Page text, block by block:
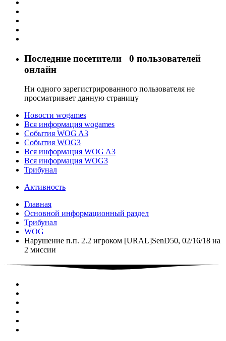
Последние посетители 0 пользователей
онлайн
Ни одного зарегистрированного пользователя не
просматривает данную страницу
Новости wogames
Вся информация wogames
События WOG A3
События WOG3
Вся информация WOG A3
Вся информация WOG3
Трибунал
Активность
Главная
Основной информационный раздел
Трибунал
WOG
Нарушение п.п. 2.2 игроком [URAL]SenD50, 02/16/18 на
2 миссии